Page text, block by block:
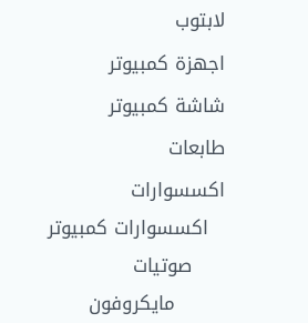
لابتوب
اجهزة كمبيوتر
شاشة كمبيوتر
طابعات
اكسسوارات
اكسسوارات كمبيوتر
صوتيات
مايكروفون